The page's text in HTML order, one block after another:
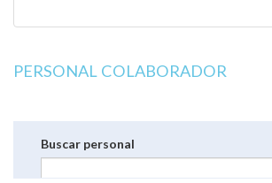
PERSONAL COLABORADOR
Buscar personal